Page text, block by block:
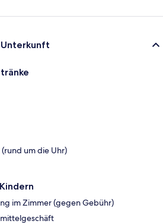
um die Uhr)
im Zimmer (gegen Gebühr)